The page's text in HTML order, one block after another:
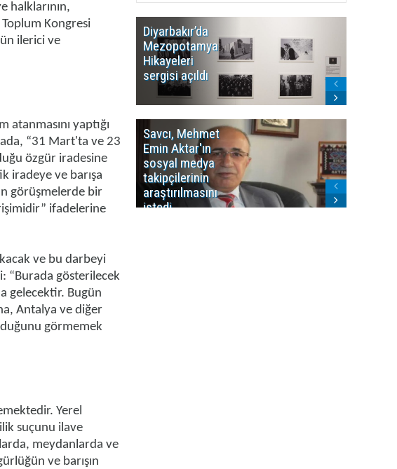
halklarının,
Kongresi
ilerici ve
yaptığı
“31 Mart'ta ve 23
özgür iradesine
iradeye ve barışa
görüşmelerde bir
ifadelerine
ve bu darbeyi
“Burada gösterilecek
gelecektir. Bugün
Antalya ve diğer
görmemek
Yerel
suçunu ilave
meydanlarda ve
ve barışın
Diyarbakır’da
Mezopotamya
Hikayeleri
sergisi açıldı
Savcı, Mehmet
Emin Aktar'ın
sosyal medya
takipçilerinin
araştırılmasını
istedi